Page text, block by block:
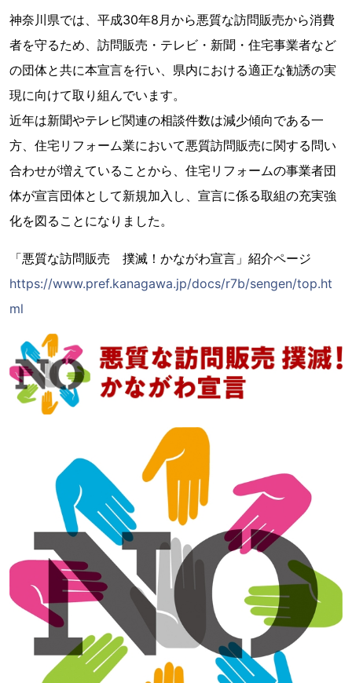
神奈川県では、平成30年8月から悪質な訪問販売から消費
者を守るため、訪問販売・テレビ・新聞・住宅事業者など
の団体と共に本宣言を行い、県内における適正な勧誘の実
現に向けて取り組んでいます。
近年は新聞やテレビ関連の相談件数は減少傾向である一
方、住宅リフォーム業において悪質訪問販売に関する問い
合わせが増えていることから、住宅リフォームの事業者団
体が宣言団体として新規加入し、宣言に係る取組の充実強
化を図ることになりました。
「悪質な訪問販売 撲滅！かながわ宣言」紹介ページ
https://www.pref.kanagawa.jp/docs/r7b/sengen/top.ht
ml